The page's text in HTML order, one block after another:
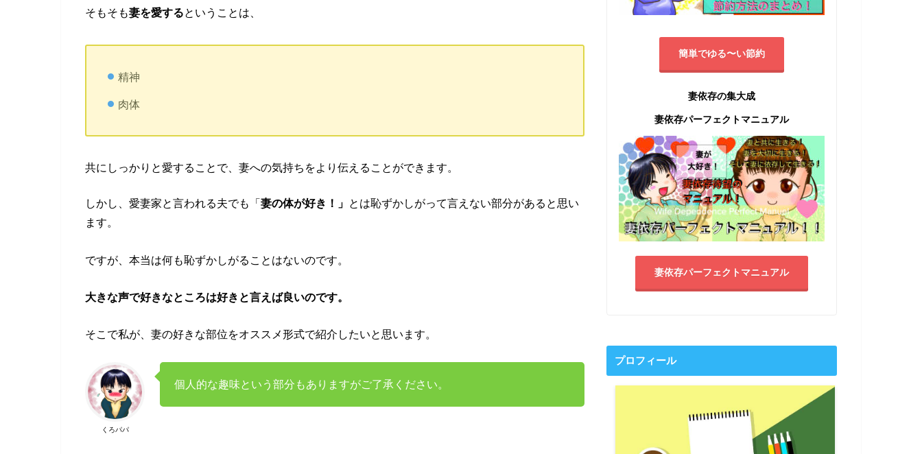
そもそも妻を愛するということは、
精神
肉体
共にしっかりと愛することで、妻への気持ちをより伝えることができます。
しかし、愛妻家と言われる夫でも「妻の体が好き！」 とは恥ずかしがって言えない部分があると思い
ます。
ですが、本当は何も恥ずかしがることはないのです。
大きな声で好きなところは好きと言えば良いのです。
そこで私が、妻の好きな部位をオススメ形式で紹介したいと思います。
くろパパ
個人的な趣味という部分もありますがご了承ください。
簡単でゆる〜い節約
妻依存の集大成
妻依存パーフェクトマニュアル
妻依存パーフェクトマニュアル
プロフィール